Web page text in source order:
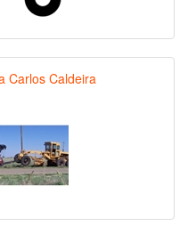
Carlos Caldeira